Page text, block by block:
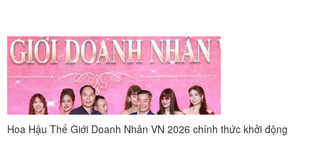
Hoa Hậu Thế Giới Doanh Nhân VN 2026 chính thức khởi động